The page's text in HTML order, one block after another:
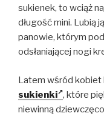
sukienek, to wciąż
długość mini. Lubią
panowie, którym
odsłaniającej nogi
Latem wśród kobiet
sukienki , które
niewinną